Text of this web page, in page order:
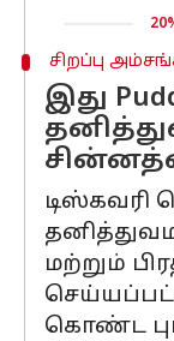
சிறப்பு
இது
டிஸ்கவரி
மற்றும்
கொண்ட